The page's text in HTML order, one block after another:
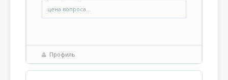
цена вопроса...
Профиль